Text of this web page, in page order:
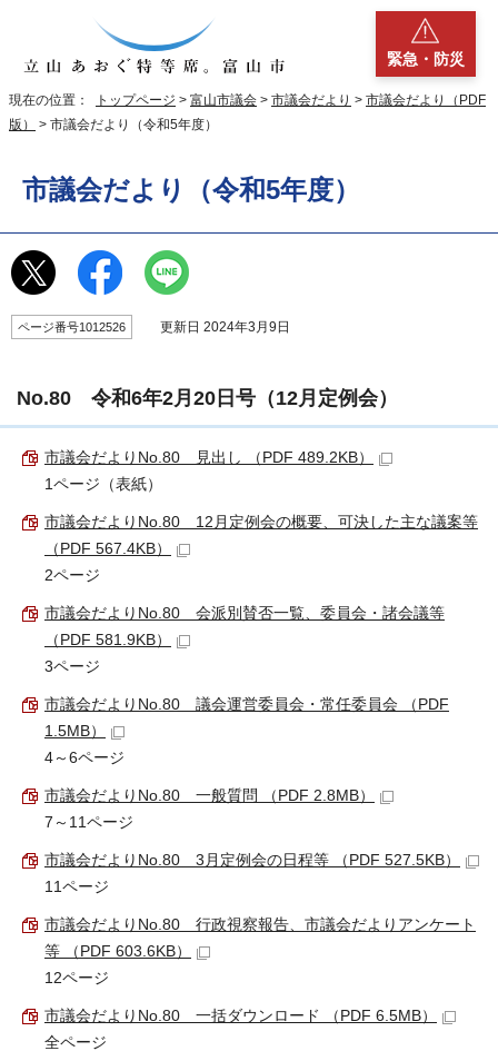
緊急・防災
現在の位置： トップページ > 富山市議会 > 市議会だより > 市議会だより（PDF
版）
> 市議会だより（令和5年度）
市議会だより（令和5年度）
ページ番号1012526 更新日 2024年3月9日
No.80 令和6年2月20日号（12月定例会）
市議会だよりNo.80＿見出し （PDF 489.2KB）
1ページ（表紙）
市議会だよりNo.80＿12月定例会の概要、可決した主な議案等
（PDF 567.4KB）
2ページ
市議会だよりNo.80＿会派別賛否一覧、委員会・諸会議等
（PDF 581.9KB）
3ページ
市議会だよりNo.80＿議会運営委員会・常任委員会 （PDF
1.5MB）
4～6ページ
市議会だよりNo.80＿一般質問 （PDF 2.8MB）
7～11ページ
市議会だよりNo.80＿3月定例会の日程等 （PDF 527.5KB）
11ページ
市議会だよりNo.80＿行政視察報告、市議会だよりアンケート
等 （PDF 603.6KB）
12ページ
市議会だよりNo.80＿一括ダウンロード （PDF 6.5MB）
全ページ